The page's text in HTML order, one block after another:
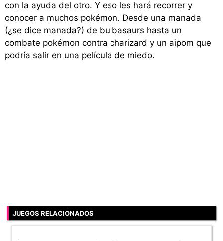
con la ayuda del otro. Y eso les hará recorrer y
conocer a muchos pokémon. Desde una manada
(¿se dice manada?) de bulbasaurs hasta un
combate pokémon contra charizard y un aipom que
podría salir en una película de miedo.
JUEGOS RELACIONADOS